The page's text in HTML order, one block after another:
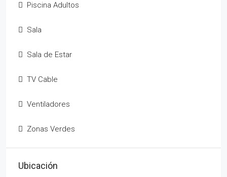
Piscina Adultos
Sala
Sala de Estar
TV Cable
Ventiladores
Zonas Verdes
Ubicación